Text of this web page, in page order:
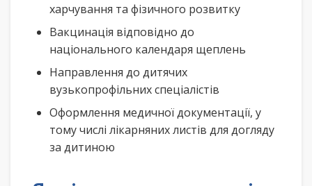
харчування та фізичного розвитку
Вакцинація відповідно до
національного календаря щеплень
Направлення до дитячих
вузькопрофільних спеціалістів
Оформлення медичної документації, у
тому числі лікарняних листів для догляду
за дитиною